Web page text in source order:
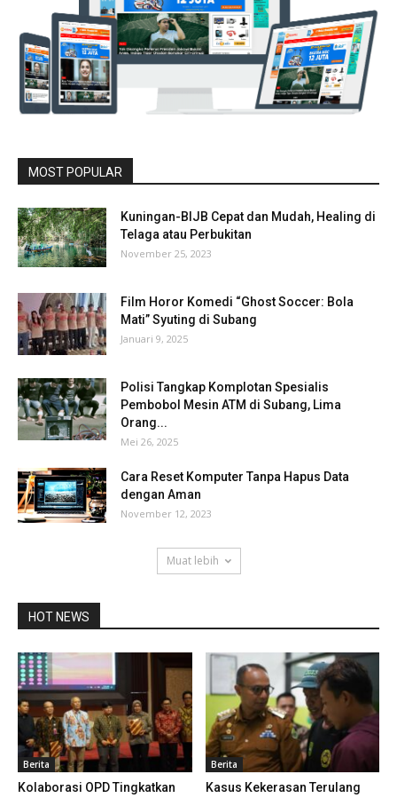
MOST POPULAR
Kuningan-BIJB Cepat dan Mudah, Healing di
Telaga atau Perbukitan
November 25, 2023
Film Horor Komedi “Ghost Soccer: Bola
Mati” Syuting di Subang
Januari 9, 2025
Polisi Tangkap Komplotan Spesialis
Pembobol Mesin ATM di Subang, Lima
Orang...
Mei 26, 2025
Cara Reset Komputer Tanpa Hapus Data
dengan Aman
November 12, 2023
Muat lebih
HOT NEWS
Berita
Kolaborasi OPD Tingkatkan
Berita
Kasus Kekerasan Terulang